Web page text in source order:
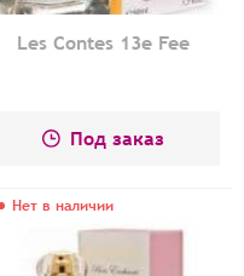
Les Contes 13e Fee
Под заказ
Нет в наличии